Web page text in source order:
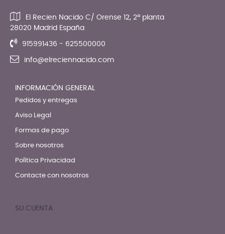
El Recien Nacido C/ Orense 12, 2ª planta
28020 Madrid España
915991436 - 625500000
info@elreciennacido.com
INFORMACIÓN GENERAL
Pedidos y entregas
Aviso Legal
Formas de pago
Sobre nosotros
Política Privacidad
Contacte con nosotros
SU CUENTA